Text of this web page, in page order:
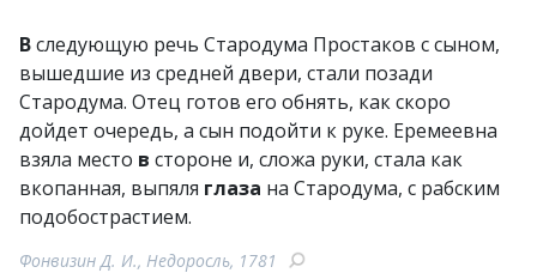
Вследующую речь Стародума Простаков с сыном,
вышедшие из средней двери, стали позади
Стародума. Отец готов его обнять, как скоро
дойдет очередь, а сын подойти к руке. Еремеевна
взяла место в стороне и, сложа руки, стала как
вкопанная, выпяля глаза на Стародума, с рабским
подобострастием.
Фонвизин Д. И., Недоросль, 1781